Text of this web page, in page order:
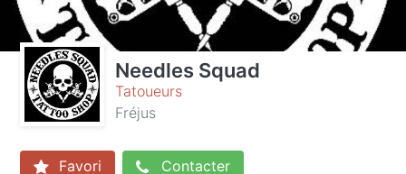
Needles Squad
Tatoueurs
Fréjus
Favori Contacter